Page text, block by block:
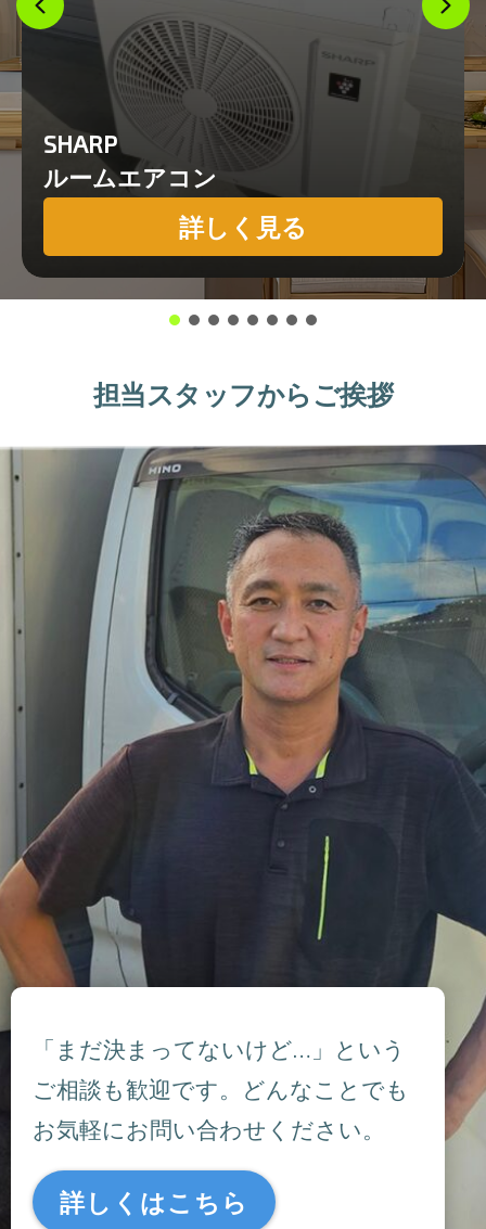
SHARP
ルームエアコン
詳しく見る
担当スタッフからご挨拶
「まだ決まってないけど…」という
ご相談も歓迎です。どんなことでも
お気軽にお問い合わせください。
詳しくはこちら